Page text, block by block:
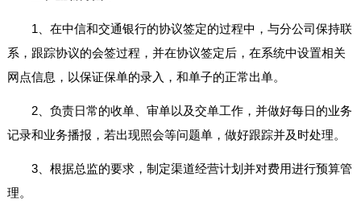
1、在中信和交通银行的协议签定的过程中，与分公司保持联
系，跟踪协议的会签过程，并在协议签定后，在系统中设置相关
网点信息，以保证保单的录入，和单子的正常出单。
2、负责日常的收单、审单以及交单工作，并做好每日的业务
记录和业务播报，若出现照会等问题单，做好跟踪并及时处理。
3、根据总监的要求，制定渠道经营计划并对费用进行预算管
理。